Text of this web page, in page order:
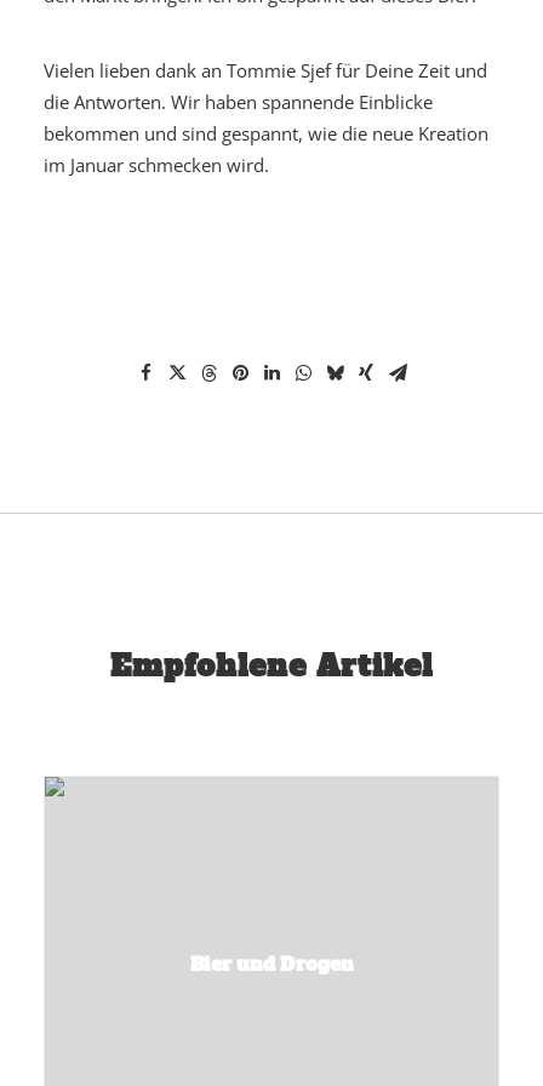
Vielen lieben dank an Tommie Sjef für Deine Zeit und
die Antworten. Wir haben spannende Einblicke
bekommen und sind gespannt, wie die neue Kreation
im Januar schmecken wird.
Empfohlene Artikel
Bier und Drogen